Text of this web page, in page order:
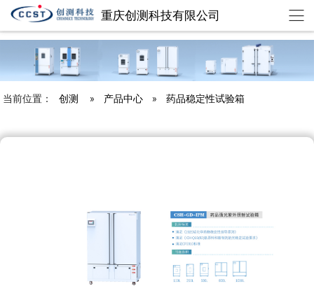
重庆创测科技有限公司
欢迎来到重庆创测科技有限公司 chuangce@cqccst.com
当前位置： 创测 » 产品中心 » 药品稳定性试验箱